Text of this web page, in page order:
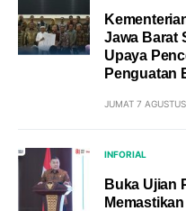
Jawa Barat
Upaya
Penguatan
JUMAT 7
INFORIAL
Buka Ujian